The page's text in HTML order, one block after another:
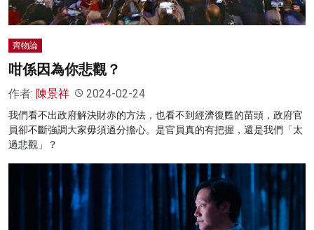
齊物論
咁係因為你悲觀？
作者: 陳景祥 2024-02-24
我們看不出政府解決財赤的方法，也看不到經濟復甦的苗頭，政府官
員卻不斷強調大家毋須過分擔心。是官員真的有把握，還是我們「太
過悲觀」？